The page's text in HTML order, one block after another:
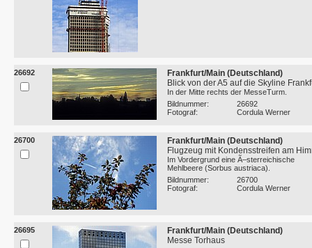
26692
Frankfurt/Main (Deutschland)
Blick von der A5 auf die Skyline
In der Mitte rechts der MesseTurm.
Bildnummer:
26692
Fotograf:
Cordula Werner
26700
Frankfurt/Main (Deutschland)
Flugzeug mit Kondensstreifen am
Im Vordergrund eine Ã–sterreichische
Mehlbeere (Sorbus austriaca).
Bildnummer:
26700
Fotograf:
Cordula Werner
26695
Frankfurt/Main (Deutschland)
Messe Torhaus